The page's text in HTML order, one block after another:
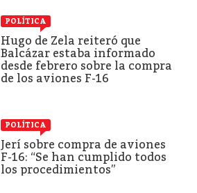
POLÍTICA
Hugo de Zela reiteró que
Balcázar estaba informado
desde febrero sobre la compra
de los aviones F-16
POLÍTICA
Jerí sobre compra de aviones
F-16: “Se han cumplido todos
los procedimientos”